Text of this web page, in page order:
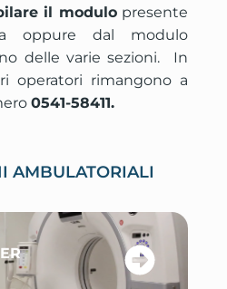
il modulopresente
oppure dal modulo
delle varie sezioni. In
operatori rimangono a
0541-58411.
AMBULATORIALI